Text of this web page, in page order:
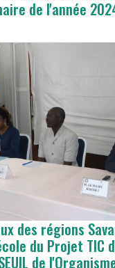
de l'année
des régions
du Projet TIC
de